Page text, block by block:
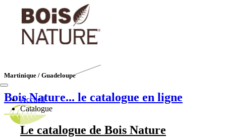
Martinique / Guadeloupe
Bois Nature... le catalogue en ligne
Accueil
Catalogue
Le catalogue de Bois Nature